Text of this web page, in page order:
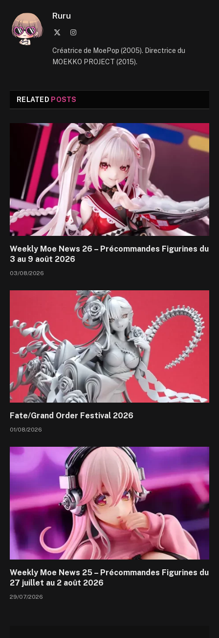
Ruru
Instagram
Créatrice de MoePop (2005). Directrice du
MOEKKO PROJECT (2015).
RELATED POSTS
Weekly Moe News 26 – Précommandes Figurines du
3 au 9 août 2026
03/08/2026
Fate/Grand Order Festival 2026
01/08/2026
Weekly Moe News 25 – Précommandes Figurines du
27 juillet au 2 août 2026
29/07/2026